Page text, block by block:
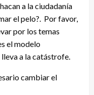
a la ciudadanía
el pelo?. Por favor,
por los temas
el modelo
a la catástrofe.
cambiar el